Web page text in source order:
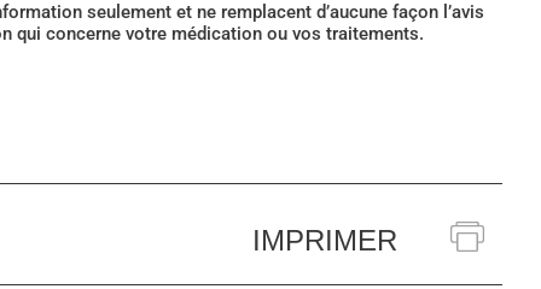
seulement et ne remplacent d’aucune façon l’avis
qui concerne votre médication ou vos traitements.
IMPRIMER